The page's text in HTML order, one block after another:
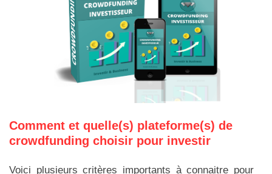
Comment et quelle(s) plateforme(s) de
crowdfunding choisir pour investir
Voici plusieurs critères importants à connaitre pour